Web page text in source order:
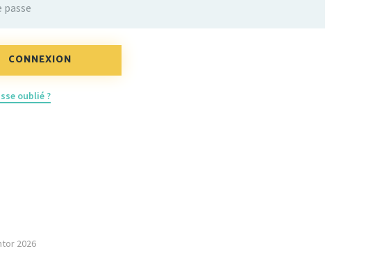
passe
oublié ?
2026